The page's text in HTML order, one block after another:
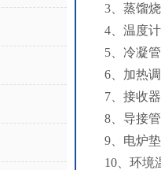
3、蒸馏
4、温度
5、冷凝
6、加热
7、接收
8、导接
9、电炉
10、环